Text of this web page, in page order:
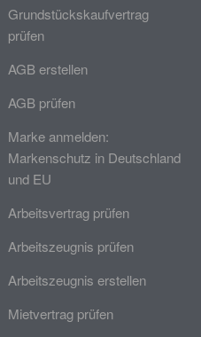
Grundstückskaufvertrag
prüfen
AGB erstellen
AGB prüfen
Marke anmelden:
Markenschutz in Deutschland
und EU
Arbeitsvertrag prüfen
Arbeitszeugnis prüfen
Arbeitszeugnis erstellen
Mietvertrag prüfen